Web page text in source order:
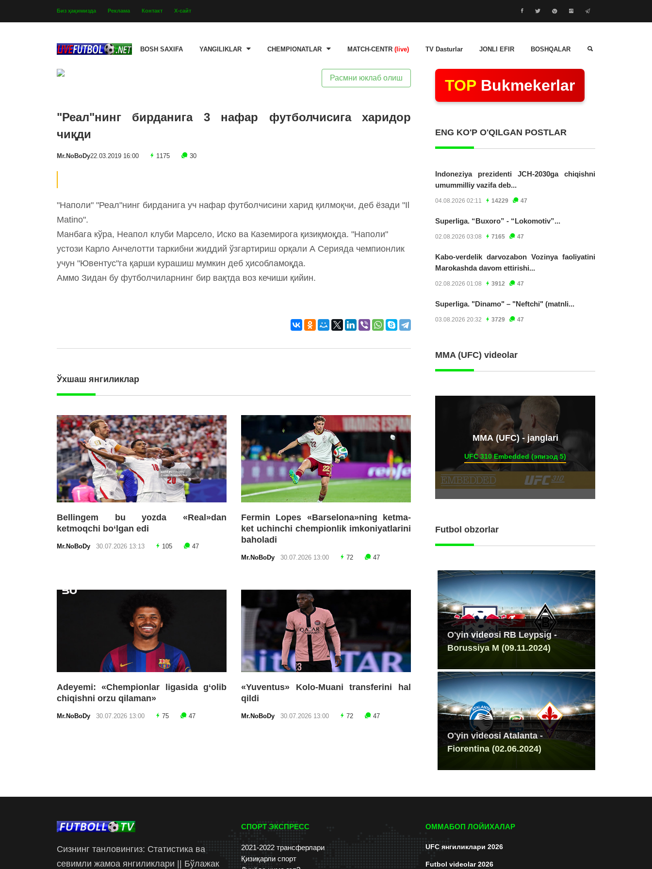
Биз ҳақимизда Реклама Контакт Х-сайт
BOSH SAXIFA YANGILIKLAR CHEMPIONATLAR MATCH-CENTR (live) TV Dasturlar JONLI EFIR BOSHQALAR
Расмни юклаб олиш
"Реал"нинг бирданига 3 нафар футболчисига харидор
чиқди
Mr.NoBoDy22.03.2019 16:00 1175 30
"Наполи" "Реал"нинг бирданига уч нафар футболчисини харид қилмоқчи, деб ёзади "Il
Matino".
Манбага кўра, Неапол клуби Марсело, Иско ва Каземирога қизиқмоқда. "Наполи"
устози Карло Анчелотти таркибни жиддий ўзгартириш орқали А Серияда чемпионлик
учун "Ювентус"га қарши курашиш мумкин деб ҳисобламоқда.
Аммо Зидан бу футболчиларнинг бир вақтда воз кечиши қийин.
Ўхшаш янгиликлар
Bellingem bu yozda «Real»dan
ketmoqchi bo‘lgan edi
Mr.NoBoDy 30.07.2026 13:13 105 47
Fermin Lopes «Barselona»ning ketma-
ket uchinchi chempionlik imkoniyatlarini
baholadi
Mr.NoBoDy 30.07.2026 13:00 72 47
Adeyemi: «Chempionlar ligasida g‘olib
chiqishni orzu qilaman»
Mr.NoBoDy 30.07.2026 13:00 75 47
«Yuventus» Kolo-Muani transferini hal
qildi
Mr.NoBoDy 30.07.2026 13:00 72 47
TOP Bukmekerlar
ENG KO'P O'QILGAN POSTLAR
Indoneziya prezidenti JCH-2030ga chiqishni
umummilliy vazifa deb...
04.08.2026 02:11 14229 47
Superliga. “Buxoro” - “Lokomotiv”...
02.08.2026 03:08 7165 47
Kabo-verdelik darvozabon Vozinya faoliyatini
Marokashda davom ettirishi...
02.08.2026 01:08 3912 47
Superliga. "Dinamo" – "Neftchi" (matnli...
03.08.2026 20:32 3729 47
MMA (UFC) videolar
ММА (UFC) - janglari
UFC 310 Embedded (эпизод 5)
Futbol obzorlar
O'yin videosi RB Leypsig -
Borussiya M (09.11.2024)
O'yin videosi Atalanta -
Fiorentina (02.06.2024)
Сизнинг танловингиз: Статистика ва
севимли жамоа янгиликлари || Бўлажак
СПОРТ ЭКСПРЕСС
2021-2022 трансферлари
Қизиқарли спорт
ОММАБОП ЛОЙИХАЛАР
UFC янгиликлари 2026
Futbol videolar 2026